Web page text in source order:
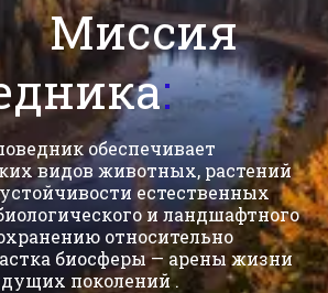
Миссия
:
обеспечивает
видов животных, растений
естественных
и ландшафтного
относительно
биосферы — арены жизни
поколений .